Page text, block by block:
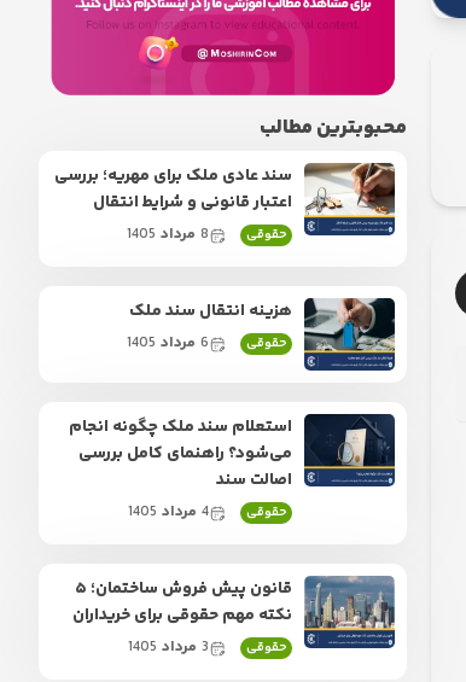
محبوبترین مطالب
سند عادی ملک برای مهریه؛ بررسی
اعتبار قانونی و شرایط انتقال
حقوقی 8 مرداد 1405
هزینه انتقال سند ملک
حقوقی 6 مرداد 1405
استعلام سند ملک چگونه انجام
می‌شود؟ راهنمای کامل بررسی
اصالت سند
حقوقی 4 مرداد 1405
قانون پیش فروش ساختمان؛ ۵
نکته مهم حقوقی برای خریداران
حقوقی 3 مرداد 1405